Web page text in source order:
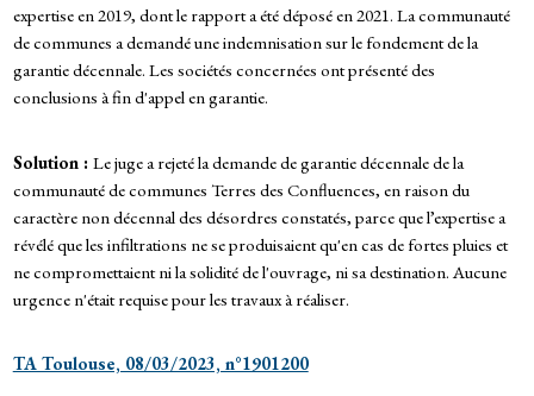
expertise en 2019, dont le rapport a été déposé en 2021. La communauté
de communes a demandé une indemnisation sur le fondement de la
garantie décennale. Les sociétés concernées ont présenté des
conclusions à fin d'appel en garantie.
Solution : Le juge a rejeté la demande de garantie décennale de la
communauté de communes Terres des Confluences, en raison du
caractère non décennal des désordres constatés, parce que l’expertise a
révélé que les infiltrations ne se produisaient qu'en cas de fortes pluies et
ne compromettaient ni la solidité de l'ouvrage, ni sa destination. Aucune
urgence n'était requise pour les travaux à réaliser.
TA Toulouse, 08/03/2023, n°1901200